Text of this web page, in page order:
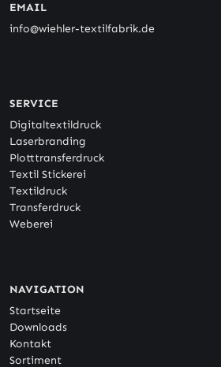
EMAIL
info@wiehler-textilfabrik.de
SERVICE
Digitaltextildruck
Laserbranding
Plotttransferdruck
Textil Stickerei
Textildruck
Transferdruck
Weberei
NAVIGATION
Startseite
Downloads
Kontakt
Sortiment